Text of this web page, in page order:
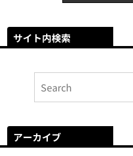
サイト内検索
アーカイブ